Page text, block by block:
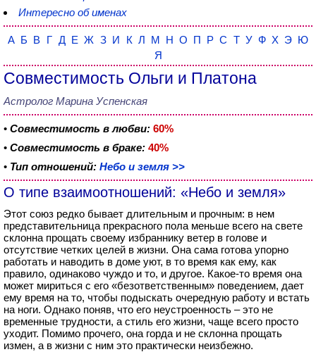
Интересно об именах
А Б В Г Д Е Ж З И К Л М Н О П Р С Т У Ф Х Э Ю
Я
Совместимость Ольги и Платона
Астролог Марина Успенская
• Совместимость в любви: 60%
• Совместимость в браке: 40%
• Тип отношений: Небо и земля >>
О типе взаимоотношений: «Небо и земля»
Этот союз редко бывает длительным и прочным: в нем
представительница прекрасного пола меньше всего на свете
склонна прощать своему избраннику ветер в голове и
отсутствие четких целей в жизни. Она сама готова упорно
работать и наводить в доме уют, в то время как ему, как
правило, одинаково чуждо и то, и другое. Какое-то время она
может мириться с его «безответственным» поведением, дает
ему время на то, чтобы подыскать очередную работу и встать
на ноги. Однако поняв, что его неустроенность – это не
временные трудности, а стиль его жизни, чаще всего просто
уходит. Помимо прочего, она горда и не склонна прощать
измен, а в жизни с ним это практически неизбежно.